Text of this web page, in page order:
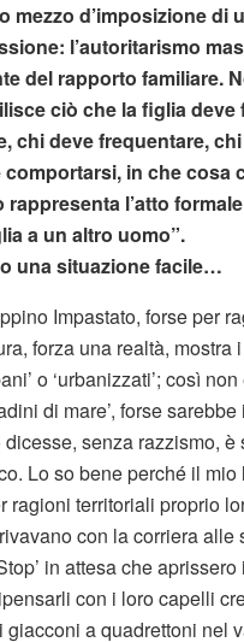
mezzo d’imposizione di
l’autoritarismo
del rapporto familiare.
ciò che la figlia deve
chi deve frequentare,
comportarsi, in che cosa
rappresenta l’atto
a un altro uomo”.
una situazione facile…
Impastato, forse per
forza una realtà, mostra
o ‘urbanizzati’; così
di mare’, forse
senza razzismo, è
Lo so bene perché il
ragioni territoriali proprio
con la corriera alle
in attesa che
con i loro capelli
giacconi a quadrettoni nel